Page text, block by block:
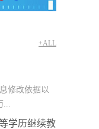
+ALL
修改依据以
...
学历继续教